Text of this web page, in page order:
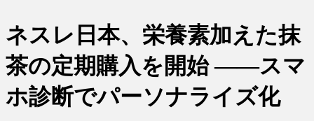
ネスレ日本、栄養素加えた抹
茶の定期購入を開始 ――スマ
ホ診断でパーソナライズ化